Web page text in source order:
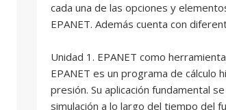
cada una de las opciones y
EPANET. Además cuenta con
Unidad 1. EPANET como
EPANET es un programa de cálculo
presión. Su aplicación fundamental
simulación a lo largo del tiempo del